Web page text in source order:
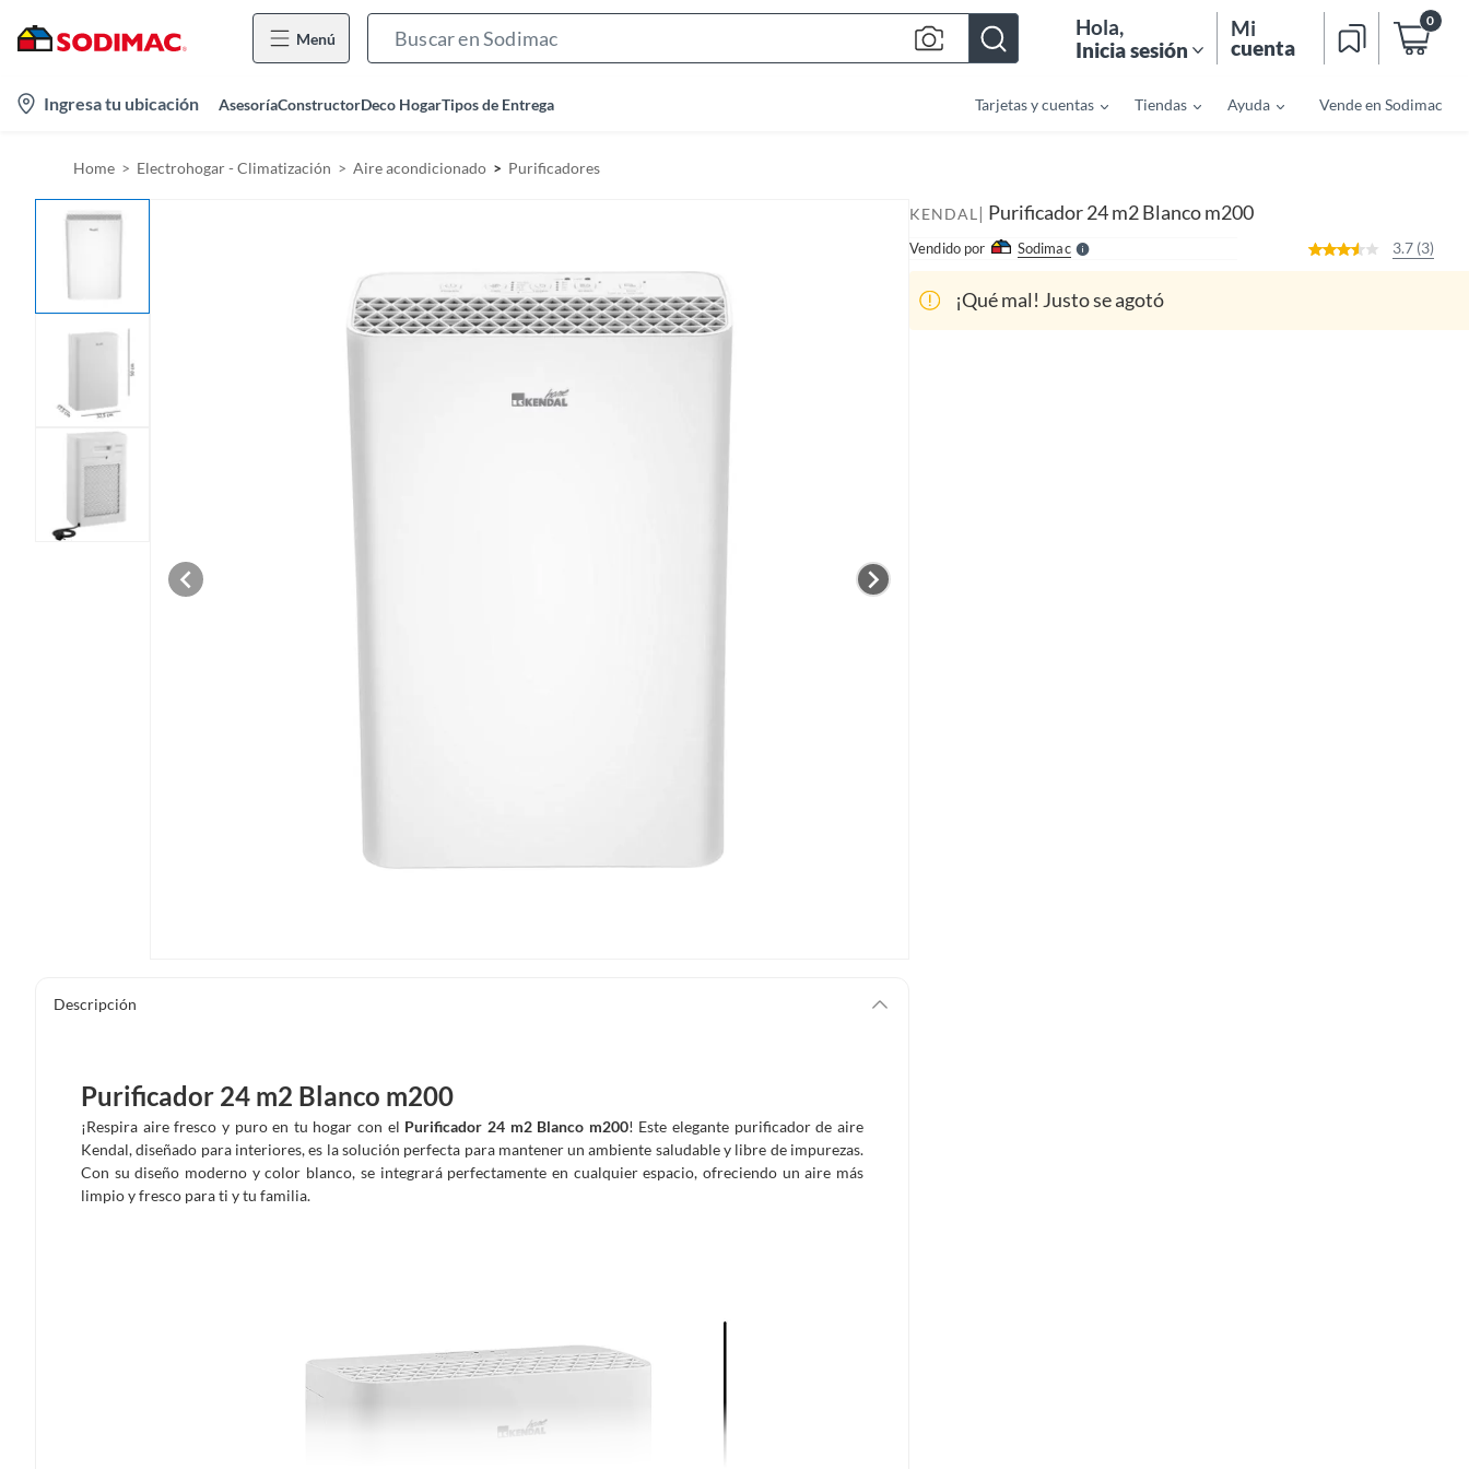
Menú Hola,
Inicia sesión
Mi
cuenta
0
Ingresa tu ubicación AsesoríaConstructorDeco HogarTipos de Entrega Tarjetas y cuentas Tiendas Ayuda Vende en Sodimac
Home Electrohogar - Climatización Aire acondicionado Purificadores
Descripción
Purificador 24 m2 Blanco m200
¡Respira aire fresco y puro en tu hogar con el Purificador 24 m2 Blanco m200! Este elegante purificador de aire
Kendal, diseñado para interiores, es la solución perfecta para mantener un ambiente saludable y libre de impurezas.
Con su diseño moderno y color blanco, se integrará perfectamente en cualquier espacio, ofreciendo un aire más
limpio y fresco para ti y tu familia.
KENDAL | Purificador 24 m2 Blanco m200
Vendido por SodimacS
l
l
3.7 (3)
¡Qué mal! Justo se agotó